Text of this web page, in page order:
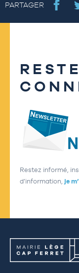
PARTAGER
Restez informé,
d’information, je